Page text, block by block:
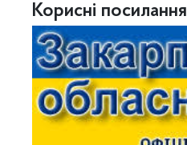
Корисні посилання